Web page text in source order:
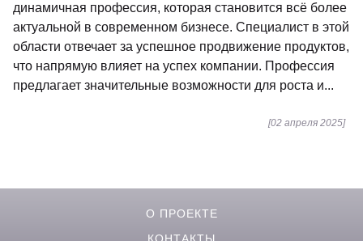
динамичная профессия, которая становится всё более
актуальной в современном бизнесе. Специалист в этой
области отвечает за успешное продвижение продуктов,
что напрямую влияет на успех компании. Профессия
предлагает значительные возможности для роста и...
[02 апреля 2025]
О ПРОЕКТЕ